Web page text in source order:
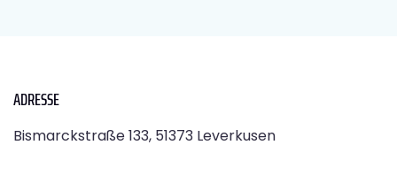
ADRESSE
Bismarckstraße 133, 51373 Leverkusen